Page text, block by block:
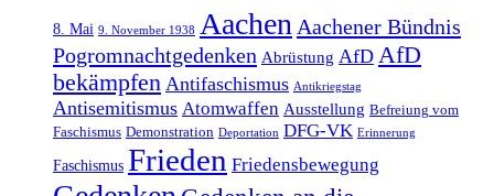
8. Mai 9. November 1938 Aachen Aachener Bündnis
Pogromnachtgedenken Abrüstung AfD AfD
bekämpfen Antifaschismus Antikriegstag
Antisemitismus Atomwaffen Ausstellung Befreiung vom
Faschismus Demonstration Deportation DFG-VK Erinnerung
Faschismus Frieden Friedensbewegung